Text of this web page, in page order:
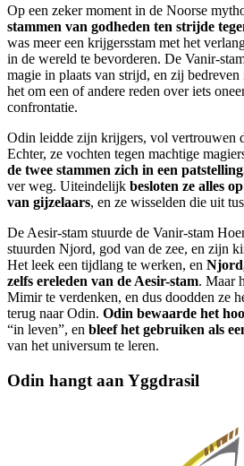
Op een zeker moment in de Noorse
stammen van godheden ten strijde
was meer een krijgersstam met het
in de wereld te bevorderen. De Vanir-
magie in plaats van strijd, en zij
het om een of andere reden over iets
confrontatie.
Odin leidde zijn krijgers, vol vertrouwen
Echter, ze vochten tegen machtige
de twee stammen zich in een
ver weg. Uiteindelijk besloten ze alles
van gijzelaars, en ze wisselden die uit
De Aesir-stam stuurde de Vanir-stam
stuurden Njord, god van de zee, en zijn
Het leek een tijdlang te werken, en
zelfs ereleden van de Aesir-stam. Maar
Mimir te verdenken, en dus doodden ze
terug naar Odin. Odin bewaarde het
“in leven”, en bleef het gebruiken als
van het universum te leren.
Odin hangt aan Yggdrasil